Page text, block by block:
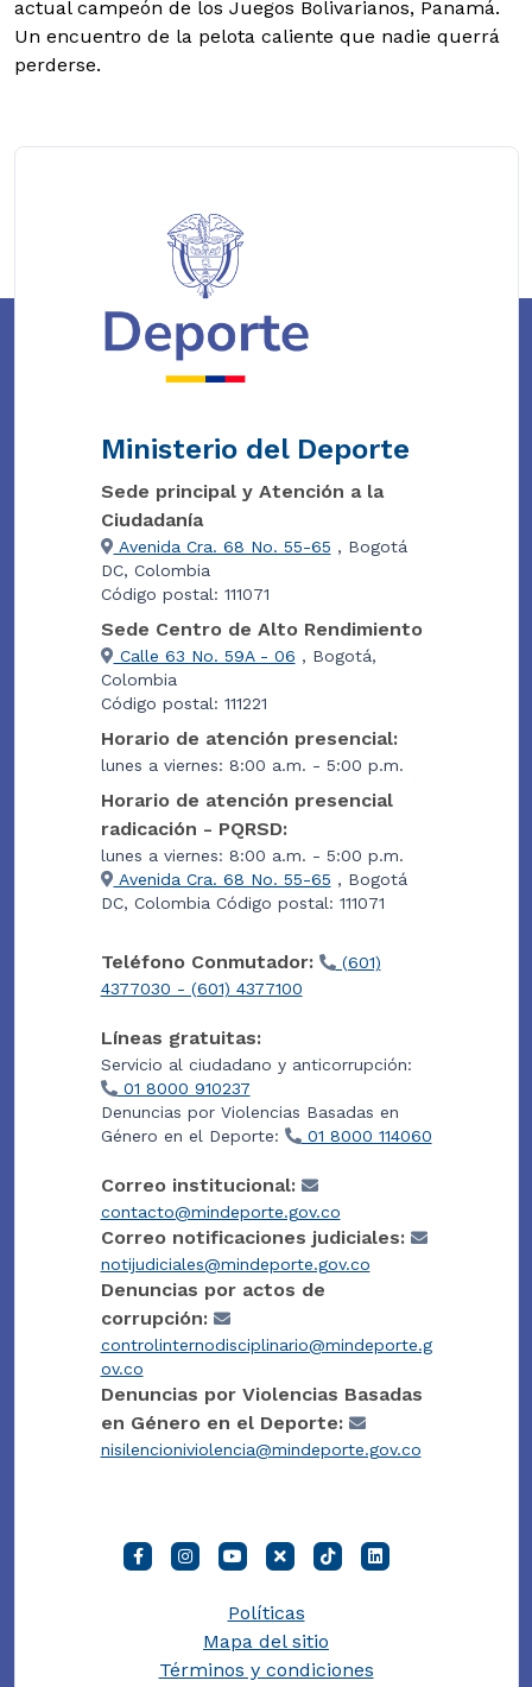
actual campeón de los Juegos Bolivarianos, Panamá.
Un encuentro de la pelota caliente que nadie querrá
perderse.
Ministerio del Deporte
Sede principal y Atención a la
Ciudadanía
Avenida Cra. 68 No. 55-65 , Bogotá
DC, Colombia
Código postal: 111071
Sede Centro de Alto Rendimiento
Calle 63 No. 59A - 06 , Bogotá,
Colombia
Código postal: 111221
Horario de atención presencial:
lunes a viernes: 8:00 a.m. - 5:00 p.m.
Horario de atención presencial
radicación - PQRSD:
lunes a viernes: 8:00 a.m. - 5:00 p.m.
Avenida Cra. 68 No. 55-65 , Bogotá
DC, Colombia Código postal: 111071
Teléfono Conmutador:
(601)
4377030 - (601) 4377100
Líneas gratuitas:
Servicio al ciudadano y anticorrupción:
01 8000 910237
Denuncias por Violencias Basadas en
Género en el Deporte:
01 8000 114060
Correo institucional:
contacto@mindeporte.gov.co
Correo notificaciones judiciales:
notijudiciales@mindeporte.gov.co
Denuncias por actos de
corrupción:
controlinternodisciplinario@mindeporte.g
ov.co
Denuncias por Violencias Basadas
en Género en el Deporte:
nisilencioniviolencia@mindeporte.gov.co
Políticas
Mapa del sitio
Términos y condiciones